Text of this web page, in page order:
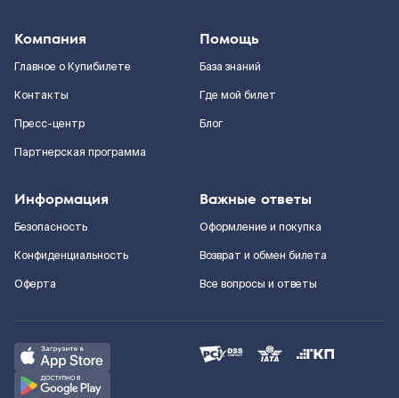
Компания
Главное о Купибилете
Контакты
Пресс-центр
Партнерская программа
Помощь
База знаний
Где мой билет
Блог
Информация
Безопасность
Конфиденциальность
Оферта
Важные ответы
Оформление и покупка
Возврат и обмен билета
Все вопросы и ответы